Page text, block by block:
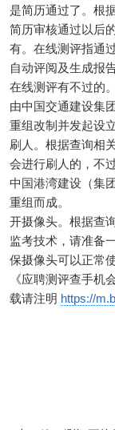
是简历通过了。根
简历审核通过以后
有。在线测评指通
自动评阅及生成报
在线测评有不过的
由中国交通建设集
重组改制并发起设
刷人。根据查询相
会进行刷人的，不
中国港湾建设（集
重组而成。
开摄像头。根据查
监考技术，请准备
保摄像头可以正常
《应聘测评查手机
载请注明 https://